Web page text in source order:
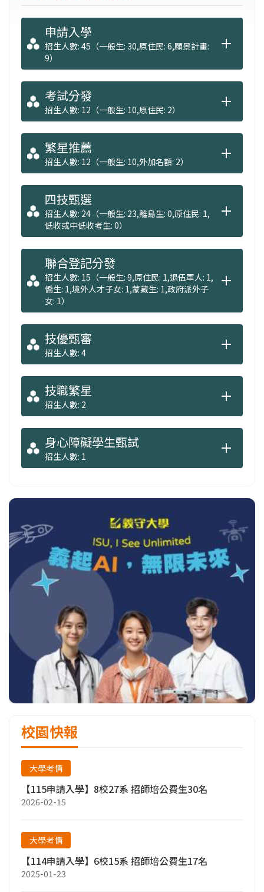
之理論與實務兼備的專業人才，
申請入學
招生人數: 45（一般生: 30,原住民: 6,願景計畫:
9）
考試分發
招生人數: 12（一般生: 10,原住民: 2）
繁星推薦
招生人數: 12（一般生: 10,外加名額: 2）
四技甄選
招生人數: 24（一般生: 23,離島生: 0,原住民: 1,
低收或中低收考生: 0）
聯合登記分發
招生人數: 15（一般生: 9,原住民: 1,退伍軍人: 1,
僑生: 1,境外人才子女: 1,蒙藏生: 1,政府派外子
女: 1）
技優甄審
招生人數: 4
技職繁星
招生人數: 2
身心障礙學生甄試
招生人數: 1
校園快報
大學考情
【115申請入學】8校27系 招師培公費生30名
2026-02-15
大學考情
【114申請入學】6校15系 招師培公費生17名
2025-01-23